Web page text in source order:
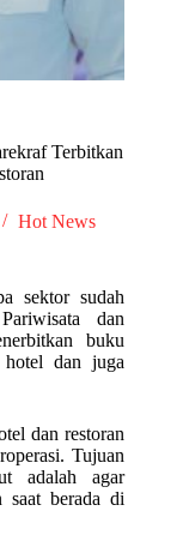
Terbitkan
Hot News
sektor sudah
dan
buku
hotel dan juga
dan restoran
Tujuan
adalah agar
saat berada di